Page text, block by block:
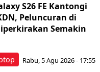
S26 FE Kantongi
Peluncuran di
Semakin
Rabu, 5 Agu 2026 - 17:55